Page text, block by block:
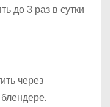
до 3 раз в сутки
через